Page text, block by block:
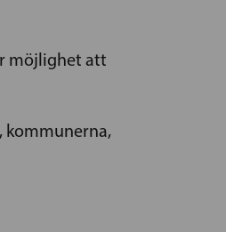
möjlighet att
kommunerna,